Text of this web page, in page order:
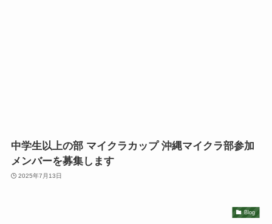
中学生以上の部 マイクラカップ 沖縄マイクラ部参加
メンバーを募集します
2025年7月13日
Blog